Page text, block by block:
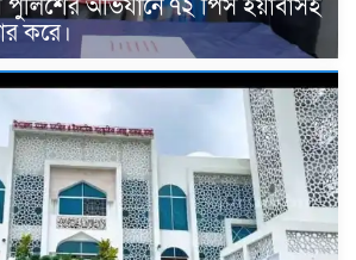
পুলিশের অভিযানে ৭২ পিস ইয়াবাসহ
করে।